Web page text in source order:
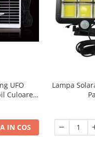
UFO
Culoare -
IN COS
Lampa